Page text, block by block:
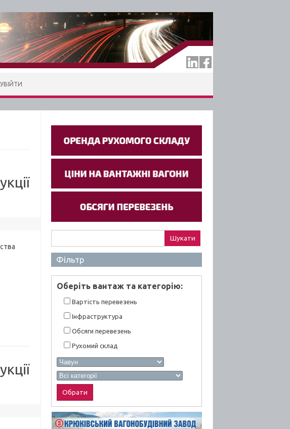
УВІЙТИ
Фільтр
Оберiть вантаж та категорiю:
Вартiсть перевезень
Інфраструктура
Обсяги перевезень
Рухомий склад